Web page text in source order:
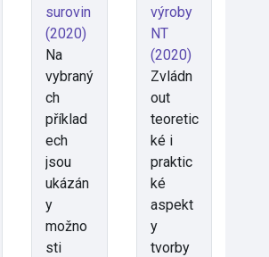
surovin
(2020)
Na
vybraný
ch
příklad
ech
jsou
ukázán
y
možno
sti
výroby
NT
(2020)
Zvládn
out
teoretic
ké i
praktic
ké
aspekt
y
tvorby